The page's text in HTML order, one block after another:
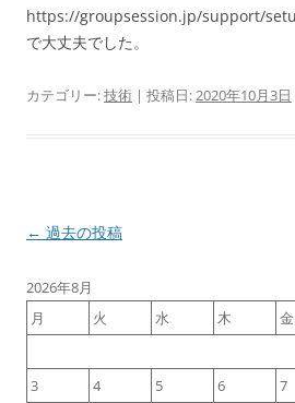
https://groupsession.jp/support/
で大丈夫でした。
カテゴリー:技術 | 投稿日:2020年10月3日
投
ナ
ビ
ー
← 過去の投稿
2026年8月
月
火 水 木 金
3
4 5 6 7